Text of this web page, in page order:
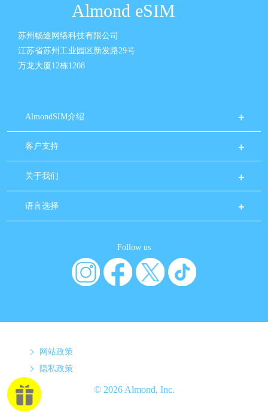
Almond eSIM
苏州畅途网络科技有限公司
江苏省苏州工业园区新发路29号
万龙大厦12栋1208
AlmondSIM介绍
客户支持
关于我们
语言选择
Follow us
网站政策
隐私政策
© 2026 Almond, Inc.